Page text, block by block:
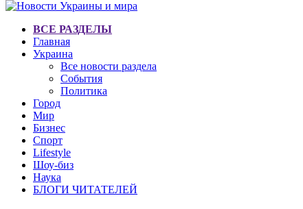
ВСЕ РАЗДЕЛЫ
Главная
Украина
Все новости раздела
События
Политика
Город
Мир
Бизнес
Спорт
Lifestyle
Шоу-биз
Наука
БЛОГИ ЧИТАТЕЛЕЙ